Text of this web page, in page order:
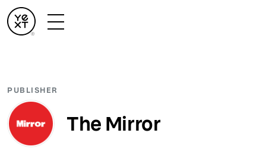
PUBLISHER
The Mirror